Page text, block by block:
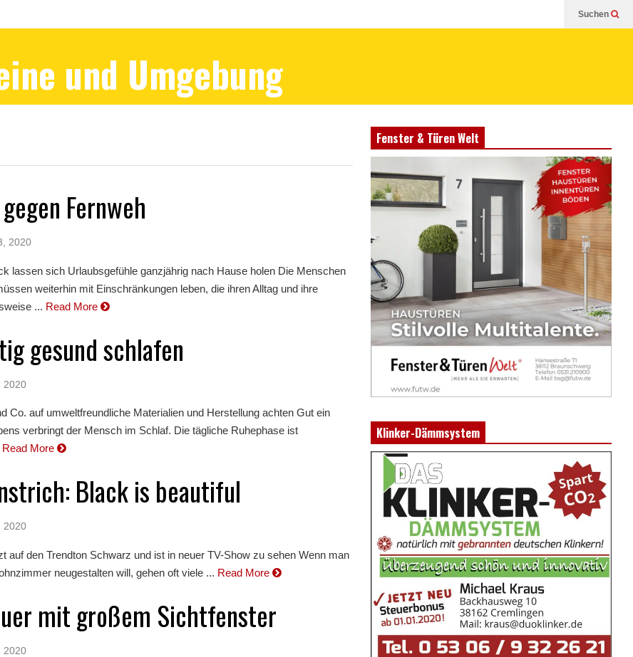
Suchen
und Umgebung
Fernweh
2020
lassen sich Urlaubsgefühle ganzjährig nach Hause holen Die Menschen
weiterhin mit Einschränkungen leben, die ihren Alltag und ihre
... Read More
gesund schlafen
2020
Co. auf umweltfreundliche Materialien und Herstellung achten Gut ein
verbringt der Mensch im Schlaf. Die tägliche Ruhephase ist
Read More
Black is beautiful
2020
auf den Trendton Schwarz und ist in neuer TV-Show zu sehen Wenn man
neugestalten will, gehen oft viele ... Read More
mit großem Sichtfenster
2020
Fenster & Türen Welt
Klinker-Dämmsystem